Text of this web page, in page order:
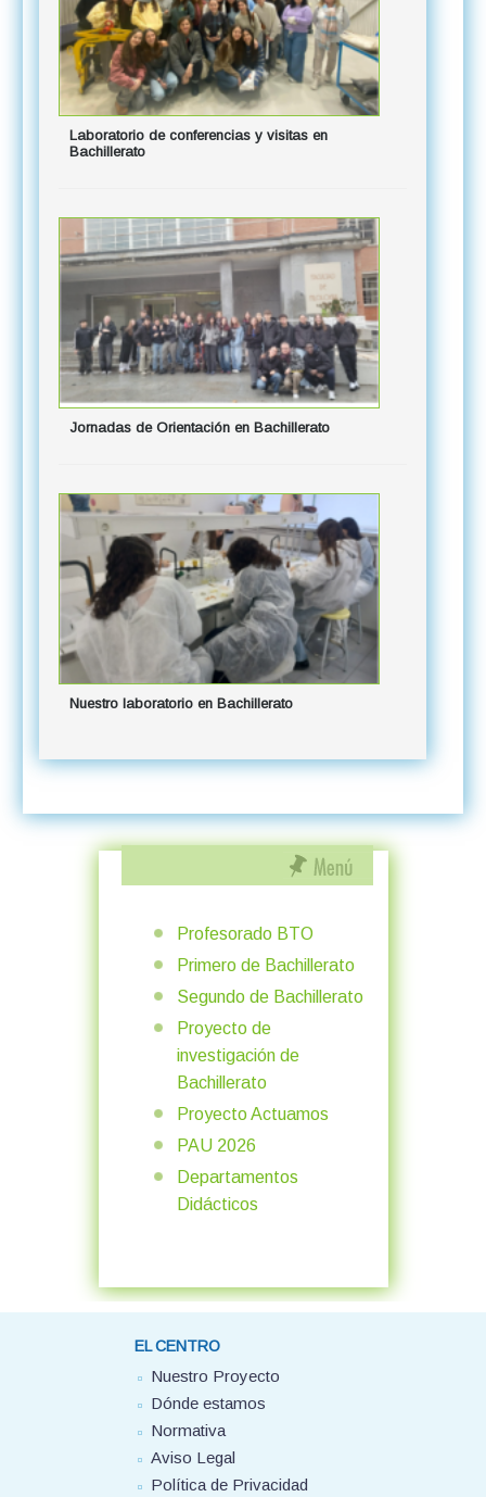
Laboratorio de conferencias y visitas en
Bachillerato
Jornadas de Orientación en Bachillerato
Nuestro laboratorio en Bachillerato
Profesorado BTO
Primero de Bachillerato
Segundo de Bachillerato
Proyecto de
investigación de
Bachillerato
Proyecto Actuamos
PAU 2026
Departamentos
Didácticos
EL CENTRO
Nuestro Proyecto
Dónde estamos
Normativa
Aviso Legal
Política de Privacidad